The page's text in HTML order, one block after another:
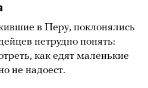
в Перу, поклонялись
нетрудно понять:
как едят маленькие
не надоест.